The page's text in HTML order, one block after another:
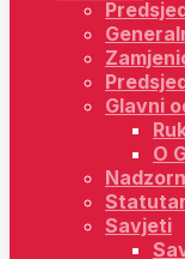
Glavni
O
Savjeti